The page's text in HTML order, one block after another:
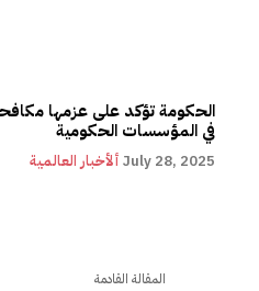
الحكومة تؤكد على عزمها
في المؤسسات الحكومية
ألأخبار العالمية July 28, 2025
المقالة القادمة